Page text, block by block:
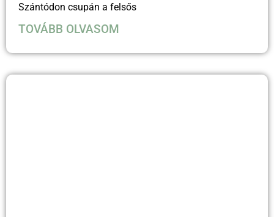
Szántódon csupán a felsős
TOVÁBB OLVASOM